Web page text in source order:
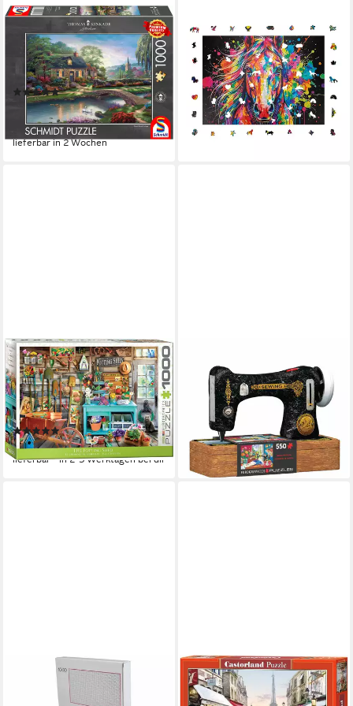
SCHMIDT SPIELE
Puzzle Stoney Creek Cottage
von Thomas Kinkade, 1000
Puzzleteile, Made in Germany
(11)
ab 10,79 € UVP15,99 €
-33%
lieferbar in 2 Wochen
MAGICHOLZ
Puzzle Buntes Pferd
Holzpuzzle (2D), 1000
Puzzleteile
59,90 €
lieferbar - in 3-4 Werktagen bei dir
Puzzle 1000 Teile Puzzle -
Puzzle - Wundervolle
Gartenlaube Gartentraum,
Puzzleteile
(1)
17,99 €
lieferbar - in 2-3 Werktagen bei dir
Puzzle Nähmaschine, 550
Puzzleteile
ab 20,60 €
lieferbar - in 2-3 Werktagen bei dir
Puzzle Erwachsenenpuzzle
CASTORLAND
Puzzle Blumen,